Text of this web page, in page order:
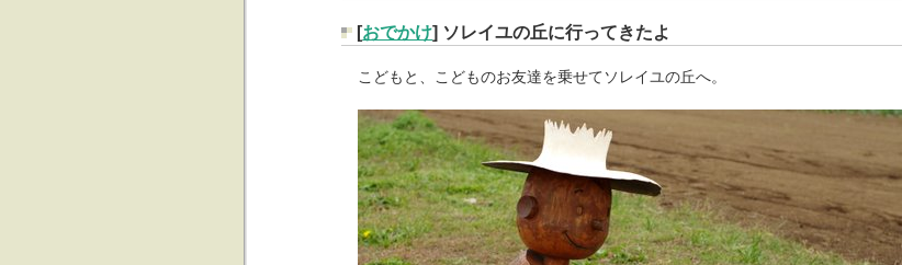
[おでかけ] ソレイユの丘に行ってきたよ
こどもと、こどものお友達を乗せてソレイユの丘へ。